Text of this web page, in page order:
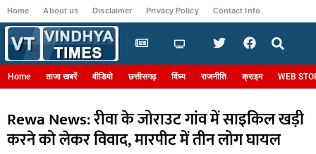
Home About us Disclaimer Privacy Policy Contact Info
Home ताजा खबरें वीडियो छत्तीसगढ़ विंध्य राजनीति क्राइम WEB
Rewa News: रीवा के जोराउट गांव में साइकिल खड़ी
करने को लेकर विवाद, मारपीट में तीन लोग घायल